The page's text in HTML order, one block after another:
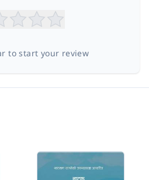
to start your review